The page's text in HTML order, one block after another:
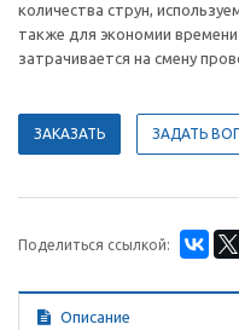
количества струн,
также для экономии
затрачивается на смену
ЗАКАЗАТЬ ЗАДАТЬ
Поделиться ссылкой:
Описание